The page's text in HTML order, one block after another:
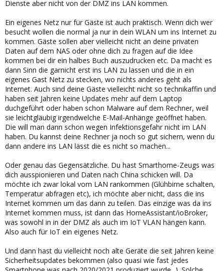
Dienste aber nicht von der DMZ ins LAN kommen.
Ein eigenes Netz nur für Gäste ist auch praktisch. Wenn dich wer
besucht wollen die normal ja nur in dein WLAN um ins Internet zu
kommen. Gäste sollen aber vielleicht nicht an deine privaten
Daten auf dem NAS oder ohne dich zu fragen auf die Idee
kommen bei dir ein halbes Buch auszudrucken etc. Da macht es
dann Sinn die garnicht erst ins LAN zu lassen und die in ein
eigenes Gast Netz zu stecken, wo nichts anderes geht als
Internet. Auch sind deine Gäste vielleicht nicht so technikaffin und
haben seit Jahren keine Updates mehr auf dem Laptop
duchgeführt oder haben schon Malware auf dem Rechner, weil
sie leichtgläubig irgendwelche E-Mail-Anhänge geöffnet haben.
Die will man dann schon wegen Infektionsgefahr nicht im LAN
haben. Du kannst deine Rechner ja noch so gut sichern, wenn du
dann andere ins LAN lässt die es nicht so machen...
Oder genau das Gegensätzliche. Du hast Smarthome-Zeugs was
dich ausspionieren und Daten nach China schicken will. Da
möchte ich zwar lokal vom LAN rankommen (Glühbirne schalten,
Temperatur abfragen etc), ich möchte aber nicht, dass die ins
Internet kommen um das dann zu teilen. Das einzige was da ins
Internet kommen muss, ist dann das HomeAssistant/ioBroker,
was sowohl in in der DMZ als auch im IoT VLAN hängen kann.
Also auch für IoT ein eigenes Netz.
Und dann hast du vielleicht noch alte Geräte die seit Jahren keine
Sicherheitsupdates bekommen (also quasi wie fast jedes